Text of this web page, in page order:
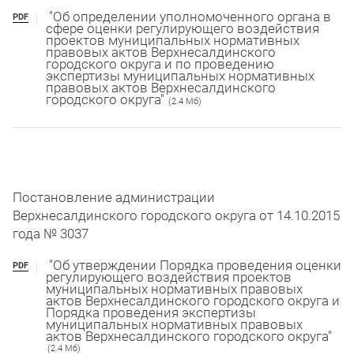
PDF "Об определении уполномоченного органа в
сфере оценки регулирующего воздействия
проектов муниципальных нормативных
правовых актов Верхнесалдинского
городского округа и по проведению
экспертизы муниципальных нормативных
правовых актов Верхнесалдинского
городского округа" (2.4 Мб)
Постановление администрации
Верхнесалдинского городского округа от 14.10.2015
года № 3037
PDF "Об утверждении Порядка проведения оценки
регулирующего воздействия проектов
муниципальных нормативных правовых
актов Верхнесалдинского городского округа и
Порядка проведения экспертизы
муниципальных нормативных правовых
актов Верхнесалдинского городского округа"
(2.4 Мб)